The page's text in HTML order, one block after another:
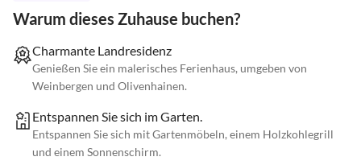
Warum dieses Zuhause buchen?
Charmante Landresidenz
Genießen Sie ein malerisches Ferienhaus, umgeben von
Weinbergen und Olivenhainen.
Entspannen Sie sich im Garten.
Entspannen Sie sich mit Gartenmöbeln, einem Holzkohlegrill
und einem Sonnenschirm.